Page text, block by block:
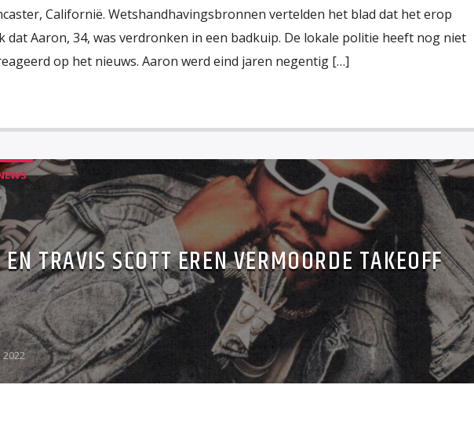
Californië. Wetshandhavingsbronnen vertelden het blad dat het erop
dat Aaron, 34, was verdronken in een badkuip. De lokale politie heeft nog niet
op het nieuws. Aaron werd eind jaren negentig […]
TRAVIS SCOTT EREN VERMOORDE TAKEOFF
2022